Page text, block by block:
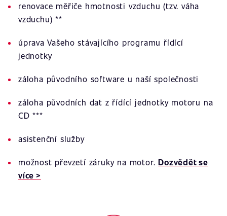
renovace měřiče hmotnosti vzduchu (tzv. váha
vzduchu) **
úprava Vašeho stávajícího programu řídící
jednotky
záloha původního software u naší společnosti
záloha původních dat z řídící jednotky motoru na
CD ***
asistenční služby
možnost převzetí záruky na motor.Dozvědět se
více >